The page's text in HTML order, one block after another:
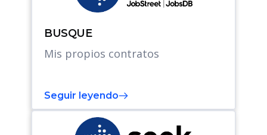
BUSQUE
Mis propios contratos
Seguir leyendo